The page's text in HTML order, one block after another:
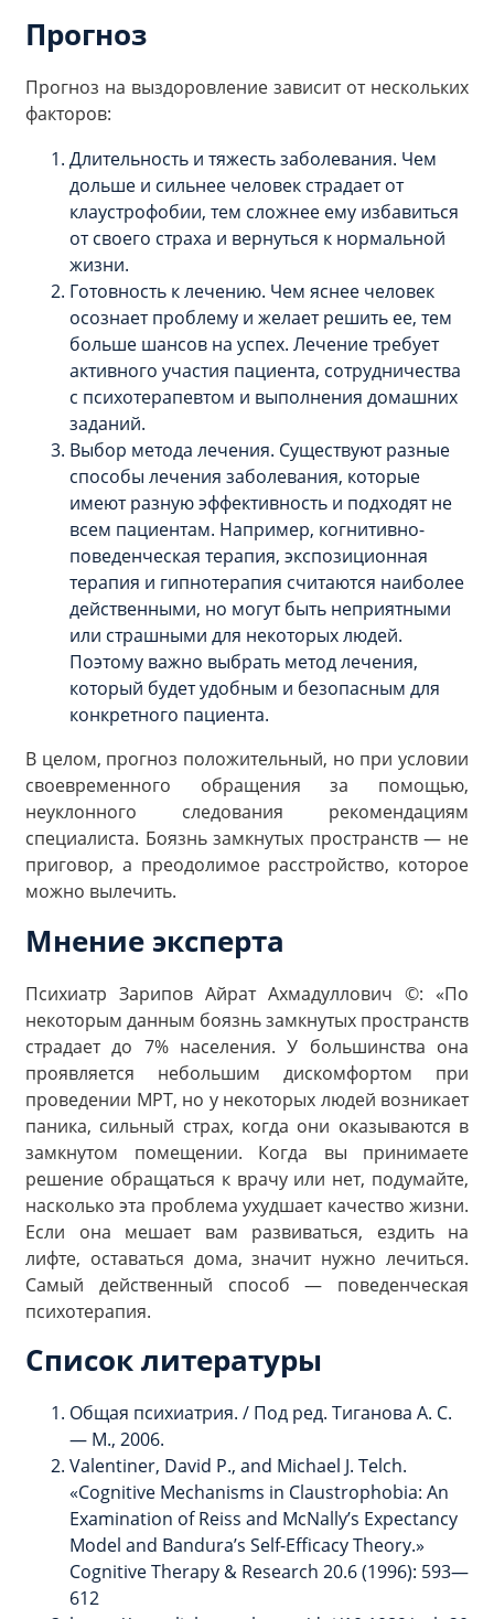
Прогноз
Прогноз на выздоровление зависит от нескольких
факторов:
Длительность и тяжесть заболевания. Чем
дольше и сильнее человек страдает от
клаустрофобии, тем сложнее ему избавиться
от своего страха и вернуться к нормальной
жизни.
Готовность к лечению. Чем яснее человек
осознает проблему и желает решить ее, тем
больше шансов на успех. Лечение требует
активного участия пациента, сотрудничества
с психотерапевтом и выполнения домашних
заданий.
Выбор метода лечения. Существуют разные
способы лечения заболевания, которые
имеют разную эффективность и подходят не
всем пациентам. Например, когнитивно-
поведенческая терапия, экспозиционная
терапия и гипнотерапия считаются наиболее
действенными, но могут быть неприятными
или страшными для некоторых людей.
Поэтому важно выбрать метод лечения,
который будет удобным и безопасным для
конкретного пациента.
В целом, прогноз положительный, но при условии
своевременного обращения за помощью,
неуклонного следования рекомендациям
специалиста. Боязнь замкнутых пространств — не
приговор, а преодолимое расстройство, которое
можно вылечить.
Мнение эксперта
Психиатр Зарипов Айрат Ахмадуллович ©: «По
некоторым данным боязнь замкнутых пространств
страдает до 7% населения. У большинства она
проявляется небольшим дискомфортом при
проведении МРТ, но у некоторых людей возникает
паника, сильный страх, когда они оказываются в
замкнутом помещении. Когда вы принимаете
решение обращаться к врачу или нет, подумайте,
насколько эта проблема ухудшает качество жизни.
Если она мешает вам развиваться, ездить на
лифте, оставаться дома, значит нужно лечиться.
Самый действенный способ — поведенческая
психотерапия.
Список литературы
Общая психиатрия. / Под ред. Тиганова А. С.
— М., 2006.
Valentiner, David P., and Michael J. Telch.
«Cognitive Mechanisms in Claustrophobia: An
Examination of Reiss and McNally’s Expectancy
Model and Bandura’s Self-Efficacy Theory.»
Cognitive Therapy & Research 20.6 (1996): 593—
612